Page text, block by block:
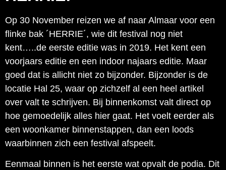
Op 30 November reizen we af naar Almaar voor een
flinke bak ´HERRIE´, wie dit festival nog niet
kent…..de eerste editie was in 2019. Het kent een
voorjaars editie en een indoor najaars editie. Maar
goed dat is allicht niet zo bijzonder. Bijzonder is de
locatie Hal 25, waar op zichzelf al een heel artikel
over valt te schrijven. Bij binnenkomst valt direct op
hoe gemoedelijk alles hier gaat. Het voelt eerder als
een woonkamer binnenstappen, dan een loods
waarbinnen zich een festival afspeelt.
Eenmaal binnen is het eerste wat opvalt de podia. Dit